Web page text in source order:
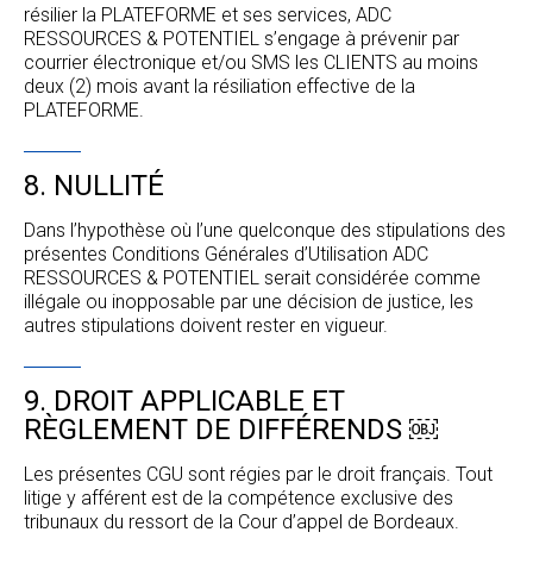
résilier la PLATEFORME et ses services, ADC
RESSOURCES & POTENTIEL s’engage à prévenir par
courrier électronique et/ou SMS les CLIENTS au moins
deux (2) mois avant la résiliation effective de la
PLATEFORME.
8. NULLITÉ
Dans l’hypothèse où l’une quelconque des stipulations des
présentes Conditions Générales d’Utilisation ADC
RESSOURCES & POTENTIEL serait considérée comme
illégale ou inopposable par une décision de justice, les
autres stipulations doivent rester en vigueur.
9. DROIT APPLICABLE ET
RÈGLEMENT DE DIFFÉRENDS ￼
Les présentes CGU sont régies par le droit français. Tout
litige y afférent est de la compétence exclusive des
tribunaux du ressort de la Cour d’appel de Bordeaux.